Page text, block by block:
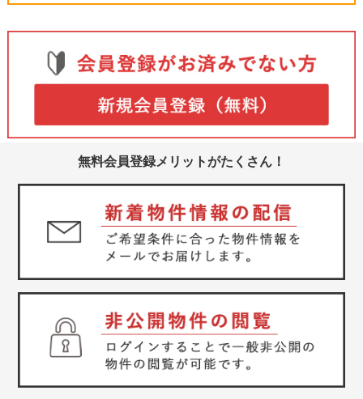
無料会員登録メリットがたくさん！